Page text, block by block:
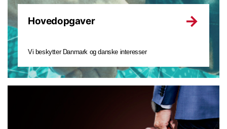
Hovedopgaver
Vi beskytter Danmark og danske interesser